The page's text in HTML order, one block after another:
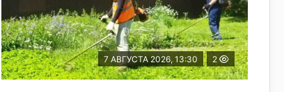
7 АВГУСТА 2026, 13:30 2